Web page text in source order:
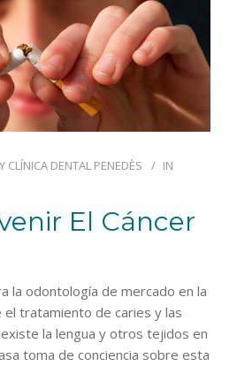
CLÍNICA DENTAL PENEDÈS
IN
El Cáncer
la odontología de mercado en la
el tratamiento de caries y las
la lengua y otros tejidos en
toma de conciencia sobre esta